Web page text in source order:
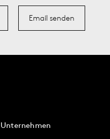
Email senden
Unternehmen